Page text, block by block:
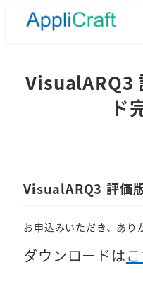
VisualARQ3
ド
VisualARQ3 評価
お申込みいただき、あり
ダウンロードは